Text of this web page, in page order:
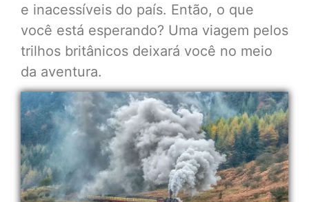
e inacessíveis do país. Então, o que
você está esperando? Uma viagem pelos
trilhos britânicos deixará você no meio
da aventura.